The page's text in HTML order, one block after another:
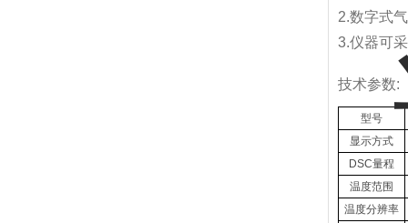
2.数字式
3.仪器可
技术参数:
型号
显示方式
DSC量程
温度范围
温度分辨率